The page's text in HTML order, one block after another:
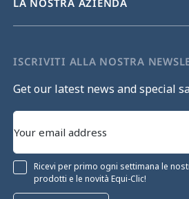
LA NOSTRA AZIENDA
ISCRIVITI ALLA NOSTRA
Get our latest news and special
Ricevi per primo ogni settimana le
prodotti e le novità Equi-Clic!